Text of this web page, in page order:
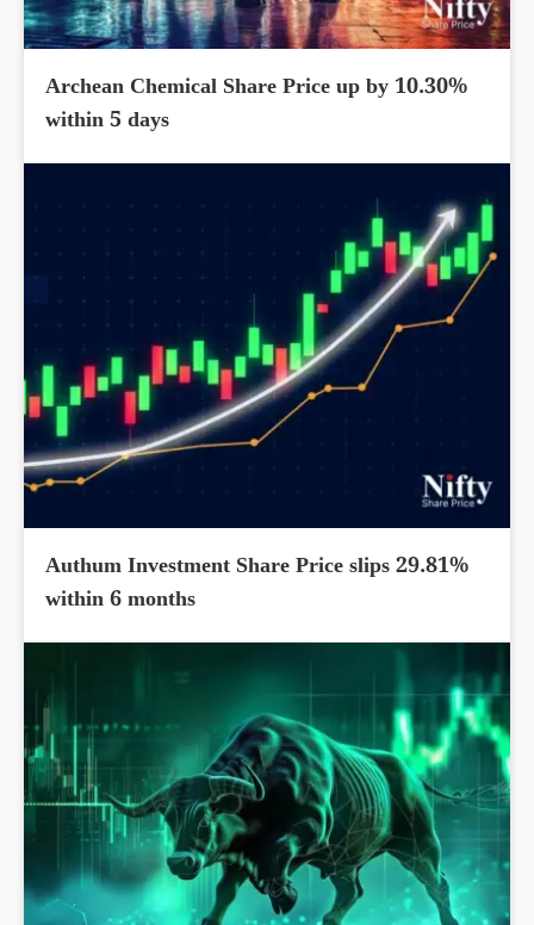
Archean Chemical Share Price up by 10.30%
within 5 days
Authum Investment Share Price slips 29.81%
within 6 months